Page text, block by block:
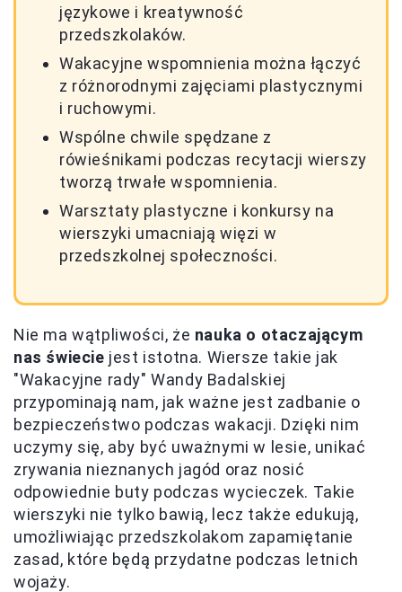
językowe i kreatywność
przedszkolaków.
Wakacyjne wspomnienia można łączyć
z różnorodnymi zajęciami plastycznymi
i ruchowymi.
Wspólne chwile spędzane z
rówieśnikami podczas recytacji wierszy
tworzą trwałe wspomnienia.
Warsztaty plastyczne i konkursy na
wierszyki umacniają więzi w
przedszkolnej społeczności.
Nie ma wątpliwości, że nauka o otaczającym
nas świecie jest istotna. Wiersze takie jak
"Wakacyjne rady" Wandy Badalskiej
przypominają nam, jak ważne jest zadbanie o
bezpieczeństwo podczas wakacji. Dzięki nim
uczymy się, aby być uważnymi w lesie, unikać
zrywania nieznanych jagód oraz nosić
odpowiednie buty podczas wycieczek. Takie
wierszyki nie tylko bawią, lecz także edukują,
umożliwiając przedszkolakom zapamiętanie
zasad, które będą przydatne podczas letnich
wojaży.